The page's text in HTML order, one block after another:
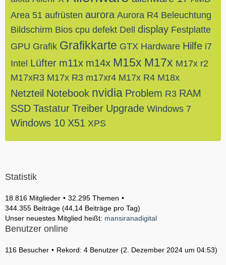
Area 51 aufrüsten aurora Aurora R4 Beleuchtung
Bildschirm Bios cpu defekt Dell display Festplatte
GPU Grafik Grafikkarte GTX Hardware Hilfe i7
Intel Lüfter m11x m14x M15x M17x M17x r2
M17xR3 M17x R3 m17xr4 M17x R4 M18x
Netzteil Notebook nvidia Problem R3 RAM
SSD Tastatur Treiber Upgrade Windows 7
Windows 10 X51 XPS
Statistik
18.816 Mitglieder
32.295 Themen
344.355 Beiträge (44,14 Beiträge pro Tag)
Unser neuestes Mitglied heißt: mansiranadigital
Benutzer online
116 Besucher Rekord: 4 Benutzer (2. Dezember 2024 um 04:53)